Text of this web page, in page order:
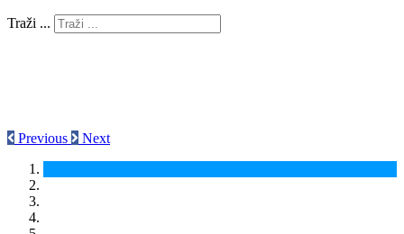
Traži ...
Previous Next